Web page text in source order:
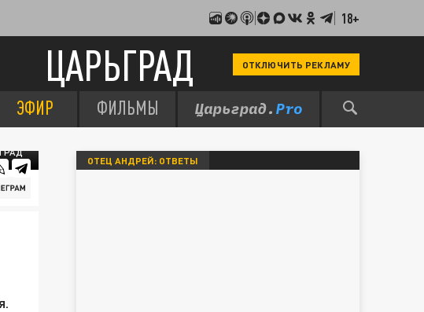
18+
ЦАРЬГРАД ОТКЛЮЧИТЬ РЕКЛАМУ
ЭФИР ФИЛЬМЫ
ОТЕЦ АНДРЕЙ: ОТВЕТЫ